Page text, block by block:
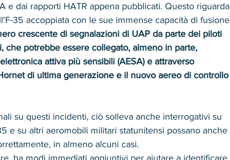
e dai rapporti HATR appena pubblicati. Questo riguarda
35 accoppiata con le sue immense capacità di fusione
crescente di segnalazioni di UAP da parte dei piloti
che potrebbe essere collegato, almeno in parte,
attiva più sensibili (AESA) e attraverso
di ultima generazione e il nuovo aereo di controllo
su questi incidenti, ciò solleva anche interrogativi su
e su altri aeromobili militari statunitensi possano anche
in almeno alcuni casi.
ha modi immediati aggiuntivi per aiutare a identificare